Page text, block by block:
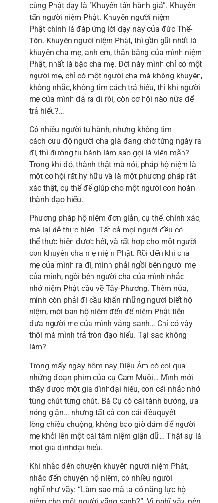
cùng Phật dạy là “Khuyến tấn hành giả”. Khuyến
tấn người niệm Phật. Khuyên người niệm
Phật chính là đáp ứng lời dạy này của đức Thế-
Tôn. Khuyên người niệm Phật, thì gần gũi nhất là
khuyên cha mẹ, anh em, thân bằng của mình niệm
Phật, nhất là bậc cha mẹ. Đời này mình chỉ có một
người mẹ, chỉ có một người cha mà không khuyên,
không nhắc, không tìm cách trả hiếu, thì khi người
mẹ của mình đã ra đi rồi, còn cơ hội nào nữa để
trả hiếu?…
Có nhiều người tu hành, nhưng không tìm
cách cứu độ người cha già đang chờ từng ngày ra
đi, thì đường tu hành làm sao gọi là viên mãn?
Trong khi đó, thành thật mà nói, pháp hộ niệm là
một cơ hội rất hy hữu và là một phương pháp rất
xác thật, cụ thể để giúp cho một người con hoàn
thành đạo hiếu.
Phương pháp hộ niệm đơn giản, cụ thể, chính xác,
mà lại dễ thực hiện. Tất cả mọi người đều có
thể thực hiện được hết, và rất hợp cho một người
con khuyên cha mẹ niệm Phật. Rồi đến khi cha
mẹ của mình ra đi, mình phải ngồi bên người mẹ
của mình, ngồi bên người cha của mình nhắc
nhở niệm Phật cầu về Tây-Phương. Thêm nữa,
mình còn phải đi cầu khẩn những người biết hộ
niệm, mời ban hộ niệm đến để niệm Phật tiễn
đưa người mẹ của mình vãng sanh… Chỉ có vậy
thôi mà mình trả tròn đạo hiếu. Tại sao không
làm?
Trong mấy ngày hôm nay Diệu Âm có coi qua
những đoạn phim của cụ Cam Muội… Mình mới
thấy được một gia đìnhđại hiếu, con cái nhắc nhở
từng chút từng chút. Bà Cụ có cái tánh bướng, ưa
nóng giận… nhưng tất cả con cái đềuquyết
lòng chiều chuộng, không bao giờ dám để người
mẹ khởi lên một cái tâm niệm giận dữ… Thật sự là
một gia đìnhđại hiếu.
Khi nhắc đến chuyện khuyên người niệm Phật,
nhắc đến chuyện hộ niệm, có nhiều người
nghĩ như vầy: “Làm sao mà ta có năng lực hộ